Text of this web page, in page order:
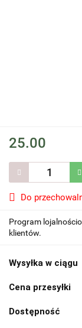
25.00
Do
Program
klientów.
Wysyłka w ciągu
Cena przesyłki
Dostępność